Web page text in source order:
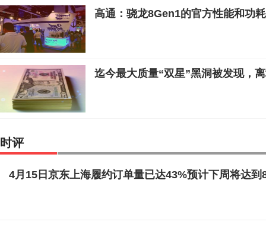
高通：骁龙8Gen1的官方性能和功
迄今最大质量“双星”黑洞被发现，
时评
4月15日京东上海履约订单量已达43%预计下周将达到